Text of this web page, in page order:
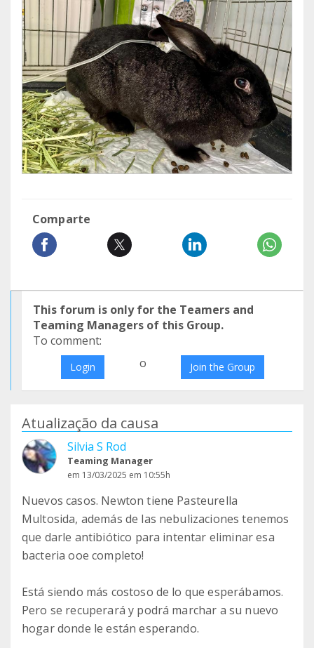
Comparte
This forum is only for the Teamers and
Teaming Managers of this Group.
To comment:
Login o Join the Group
Atualização da causa
Silvia S Rod
Teaming Manager
em 13/03/2025 em 10:55h
Nuevos casos. Newton tiene Pasteurella
Multosida, además de las nebulizaciones tenemos
que darle antibiótico para intentar eliminar esa
bacteria ooe completo!
Está siendo más costoso de lo que esperábamos.
Pero se recuperará y podrá marchar a su nuevo
hogar donde le están esperando.